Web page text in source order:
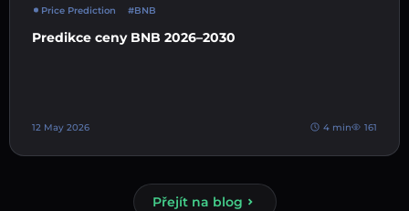
Price Prediction #BNB
Predikce ceny BNB 2026–2030
12 May 2026 4 min 161
Přejít na blog